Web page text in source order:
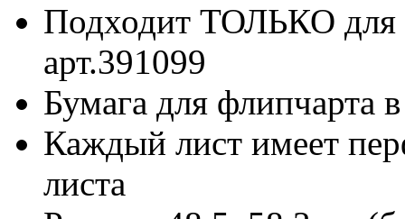
Подходит ТОЛЬКО для
арт.391099
Бумага для флипчарта
Каждый лист имеет
листа